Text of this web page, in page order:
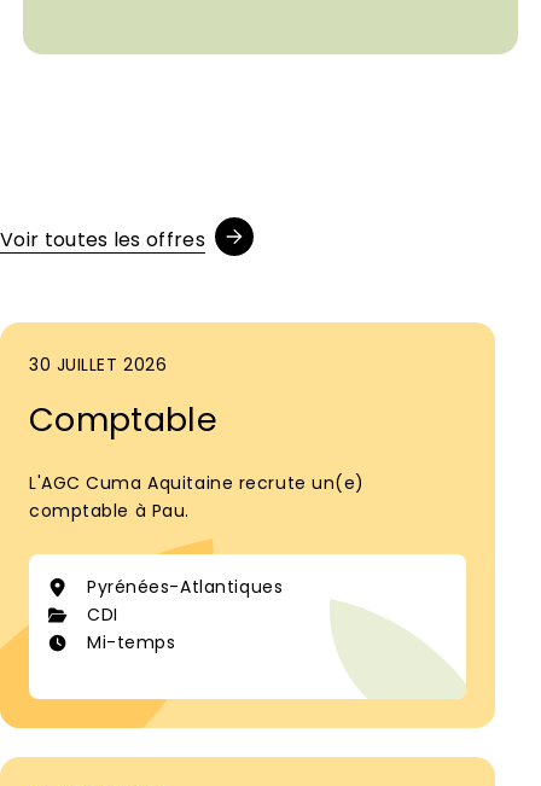
Voir toutes les offres
30 JUILLET 2026
Comptable
L'AGC Cuma Aquitaine recrute un(e)
comptable à Pau.
Pyrénées-Atlantiques
CDI
Mi-temps